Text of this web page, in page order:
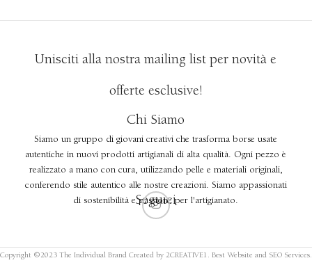
Unisciti alla nostra mailing list per novità e
offerte esclusive!
Chi Siamo
Siamo un gruppo di giovani creativi che trasforma borse usate
autentiche in nuovi prodotti artigianali di alta qualità. Ogni pezzo è
realizzato a mano con cura, utilizzando pelle e materiali originali,
conferendo stile autentico alle nostre creazioni. Siamo appassionati
di sostenibilità e passione per l'artigianato.
Seguici
Copyright ©2023 The Individual Brand Created by 2CREATIVE1. Best Website and SEO Services.